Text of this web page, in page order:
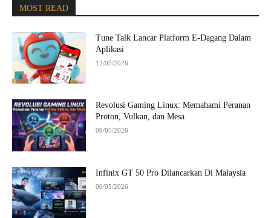
MOST READ
Tune Talk Lancar Platform E-Dagang Dalam
Aplikasi
12/05/2026
Revolusi Gaming Linux: Memahami Peranan
Proton, Vulkan, dan Mesa
09/05/2026
Infinix GT 50 Pro Dilancarkan Di Malaysia
06/05/2026